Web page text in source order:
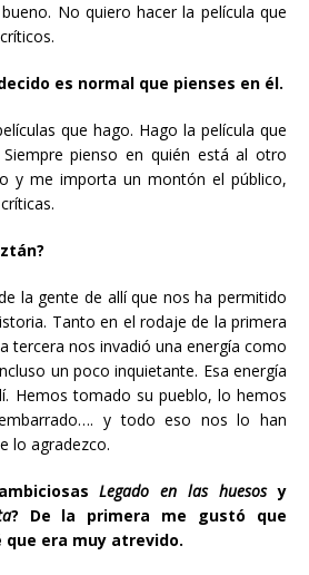
No quiero hacer la película que
es normal que pienses en él.
que hago. Hago la película que
pienso en quién está al otro
y me importa un montón el público,
la gente de allí que nos ha permitido
Tanto en el rodaje de la primera
tercera nos invadió una energía como
un poco inquietante. Esa energía
Hemos tomado su pueblo, lo hemos
y todo eso nos lo han
lo agradezco.
Legado en las huesosy
? De la primera me gustó que
era muy atrevido.